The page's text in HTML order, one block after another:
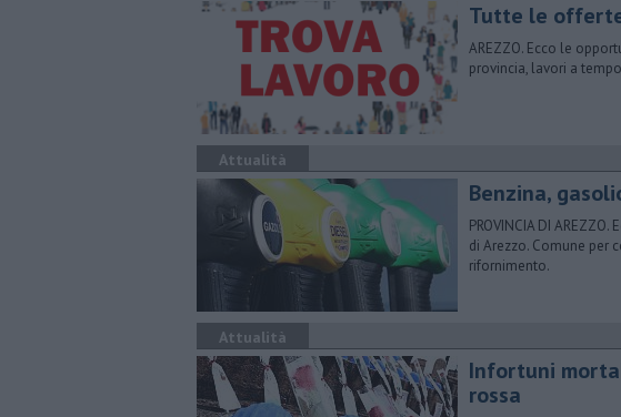
​Tutte le
AREZZO. Ecco le
provincia, lavori a
Attualità
​Benzina,
PROVINCIA DI
di Arezzo. Comune per
rifornimento.
Attualità
Infortuni
rossa